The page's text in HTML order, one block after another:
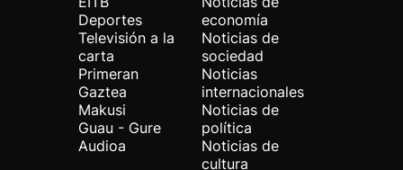
Deportes
Televisión a la
carta
Primeran
Gaztea
Makusi
Guau - Gure
Audioa
economía
Noticias de
sociedad
Noticias
internacionales
Noticias de
política
Noticias de
cultura